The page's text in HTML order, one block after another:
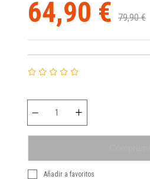
64,90 € 79,90 €
Añadir a favoritos